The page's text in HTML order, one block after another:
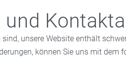
und
unsere Website enthält
können Sie uns mit dem